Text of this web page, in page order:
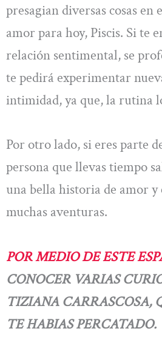
presagian diversas cosas en
amor para hoy, Piscis. Si te
relación sentimental, se
te pedirá experimentar
intimidad, ya que, la rutina
Por otro lado, si eres parte
persona que llevas tiempo
una bella historia de amor
muchas aventuras.
POR MEDIO DE ESTE
CONOCER VARIAS
TIZIANA CARRASCOSA,
TE HABIAS PERCATADO.